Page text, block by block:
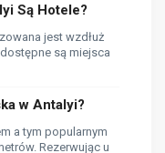
Są Hotele?
jest wzdłuż
są miejsca
w Antalyi?
a tym popularnym
Rezerwując u